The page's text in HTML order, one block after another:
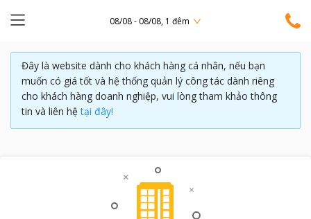
08/08 - 08/08, 1 đêm
Đây là website dành cho khách hàng cá nhân, nếu bạn
muốn có giá tốt và hệ thống quản lý công tác dành riêng
cho khách hàng doanh nghiệp, vui lòng tham khảo thông
tin và liên hệ tại đây!